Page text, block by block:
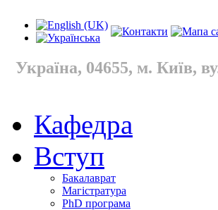
Україна, 04655, м. Київ,
Кафедра
Вступ
Бакалаврат
Магістратура
PhD програма